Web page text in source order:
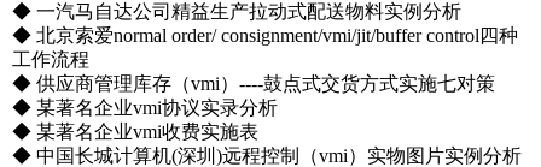
◆ 一汽马自达公司精益生产拉动式配送物料实例分析
◆ 北京索爱normal order/ consignment/vmi/jit/buffer control四种
工作流程
◆ 供应商管理库存（vmi）----鼓点式交货方式实施七对策
◆ 某著名企业vmi协议实录分析
◆ 某著名企业vmi收费实施表
◆ 中国长城计算机(深圳)远程控制（vmi）实物图片实例分析